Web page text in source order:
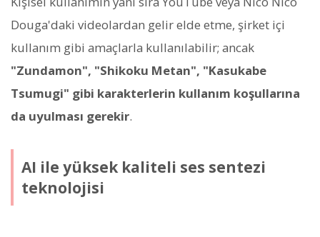
Douga'daki videolardan gelir elde etme, şirket içi
kullanım gibi amaçlarla kullanılabilir; ancak
"Zundamon", "Shikoku Metan", "Kasukabe
Tsumugi" gibi karakterlerin kullanım koşullarına
da uyulması gerekir.
AI ile yüksek kaliteli ses sentezi
teknolojisi